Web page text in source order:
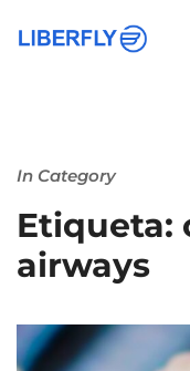
In Category
Etiqueta:
airways